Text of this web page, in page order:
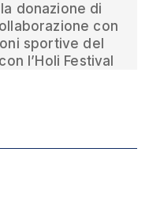
donazione di
con
sportive del
l’Holi Festival